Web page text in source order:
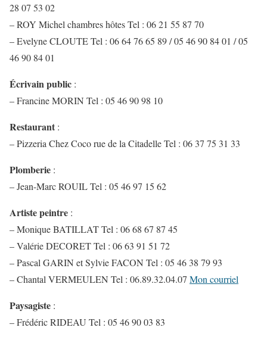
28 07 53 02
– ROY Michel chambres hôtes Tel : 06 21 55 87 70
– Evelyne CLOUTE Tel : 06 64 76 65 89 / 05 46 90 84 01 / 05
46 90 84 01
Écrivain public :
– Francine MORIN Tel : 05 46 90 98 10
Restaurant :
– Pizzeria Chez Coco rue de la Citadelle Tel : 06 37 75 31 33
Plomberie :
– Jean-Marc ROUIL Tel : 05 46 97 15 62
Artiste peintre :
– Monique BATILLAT Tel : 06 68 67 87 45
– Valérie DECORET Tel : 06 63 91 51 72
– Pascal GARIN et Sylvie FACON Tel : 05 46 38 79 93
– Chantal VERMEULEN Tel : 06.89.32.04.07 Mon courriel
Paysagiste :
– Frédéric RIDEAU Tel : 05 46 90 03 83